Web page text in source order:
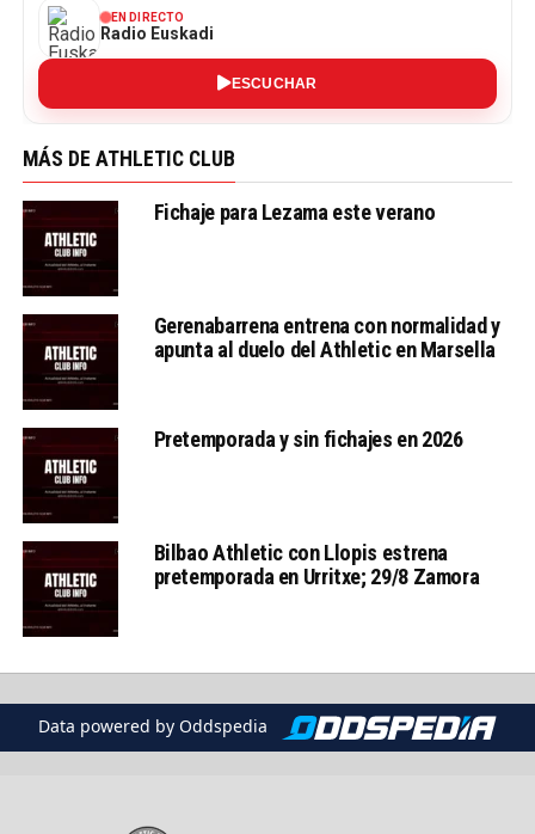
EN DIRECTO
Radio Euskadi
ESCUCHAR
MÁS DE ATHLETIC CLUB
Fichaje para Lezama este verano
Gerenabarrena entrena con normalidad y
apunta al duelo del Athletic en Marsella
Pretemporada y sin fichajes en 2026
Bilbao Athletic con Llopis estrena
pretemporada en Urritxe; 29/8 Zamora
Data powered by Oddspedia